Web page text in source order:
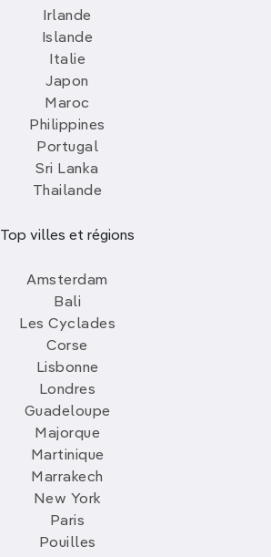
Irlande
Islande
Italie
Japon
Maroc
Philippines
Portugal
Sri Lanka
Thailande
Top villes et régions
Amsterdam
Bali
Les Cyclades
Corse
Lisbonne
Londres
Guadeloupe
Majorque
Martinique
Marrakech
New York
Paris
Pouilles